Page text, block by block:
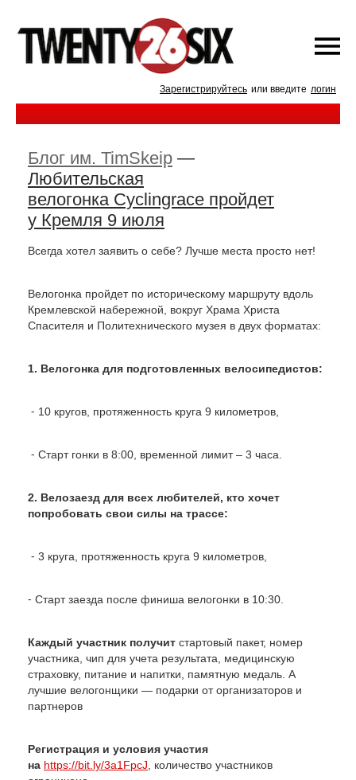
Зарегистрируйтесь или введите логин
Блог им. TimSkeip —
Любительская
велогонка Cyclingrace пройдет
у Кремля 9 июля
Всегда хотел заявить о себе? Лучше места просто нет!
Велогонка пройдет по историческому маршруту вдоль
Кремлевской набережной, вокруг Храма Христа
Спасителя и Политехнического музея в двух форматах:
1. Велогонка для подготовленных велосипедистов:
⁃ 10 кругов, протяженность круга 9 километров,
⁃ Старт гонки в 8:00, временной лимит – 3 часа.
2. Велозаезд для всех любителей, кто хочет
попробовать свои силы на трассе:
⁃ 3 круга, протяженность круга 9 километров,
⁃ Старт заезда после финиша велогонки в 10:30.
Каждый участник получит стартовый пакет, номер
участника, чип для учета результата, медицинскую
страховку, питание и напитки, памятную медаль. А
лучшие велогонщики — подарки от организаторов и
партнеров
Регистрация и условия участия
на https://bit.ly/3a1FpcJ , количество участников